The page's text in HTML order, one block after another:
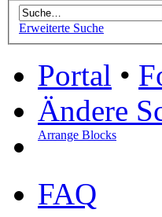
Erweiterte Suche
Portal •
Ändere
Arrange Blocks
FAQ